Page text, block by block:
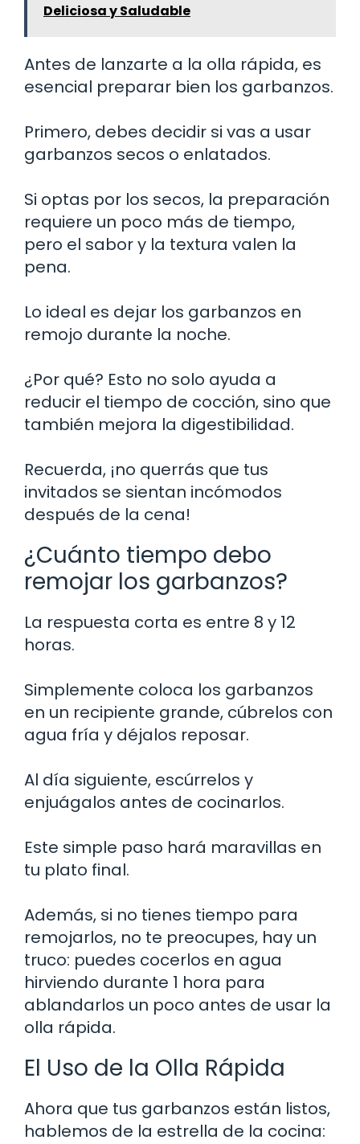
Deliciosa y Saludable
Antes de lanzarte a la olla rápida, es
esencial preparar bien los garbanzos.
Primero, debes decidir si vas a usar
garbanzos secos o enlatados.
Si optas por los secos, la preparación
requiere un poco más de tiempo,
pero el sabor y la textura valen la
pena.
Lo ideal es dejar los garbanzos en
remojo durante la noche.
¿Por qué? Esto no solo ayuda a
reducir el tiempo de cocción, sino que
también mejora la digestibilidad.
Recuerda, ¡no querrás que tus
invitados se sientan incómodos
después de la cena!
¿Cuánto tiempo debo
remojar los garbanzos?
La respuesta corta es entre 8 y 12
horas.
Simplemente coloca los garbanzos
en un recipiente grande, cúbrelos con
agua fría y déjalos reposar.
Al día siguiente, escúrrelos y
enjuágalos antes de cocinarlos.
Este simple paso hará maravillas en
tu plato final.
Además, si no tienes tiempo para
remojarlos, no te preocupes, hay un
truco: puedes cocerlos en agua
hirviendo durante 1 hora para
ablandarlos un poco antes de usar la
olla rápida.
El Uso de la Olla Rápida
Ahora que tus garbanzos están listos,
hablemos de la estrella de la cocina: